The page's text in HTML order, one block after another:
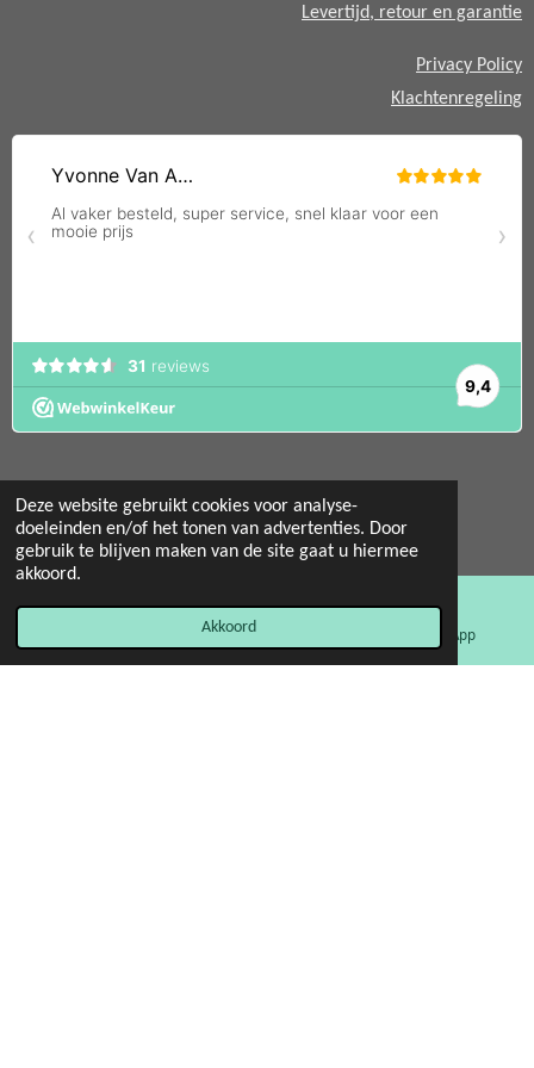
Deze website gebruikt cookies voor analyse-
doeleinden en/of het tonen van advertenties. Door
gebruik te blijven maken van de site gaat u hiermee
akkoord.
Akkoord
Levertijd, retour en garantie
Privacy Policy
Klachtenregeling
© 2022 - 2026 Mint 11 giftstore
Powered by
Facebook WhatsApp